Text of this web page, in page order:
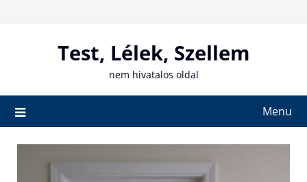
Test, Lélek, Szellem
nem hivatalos oldal
Menu